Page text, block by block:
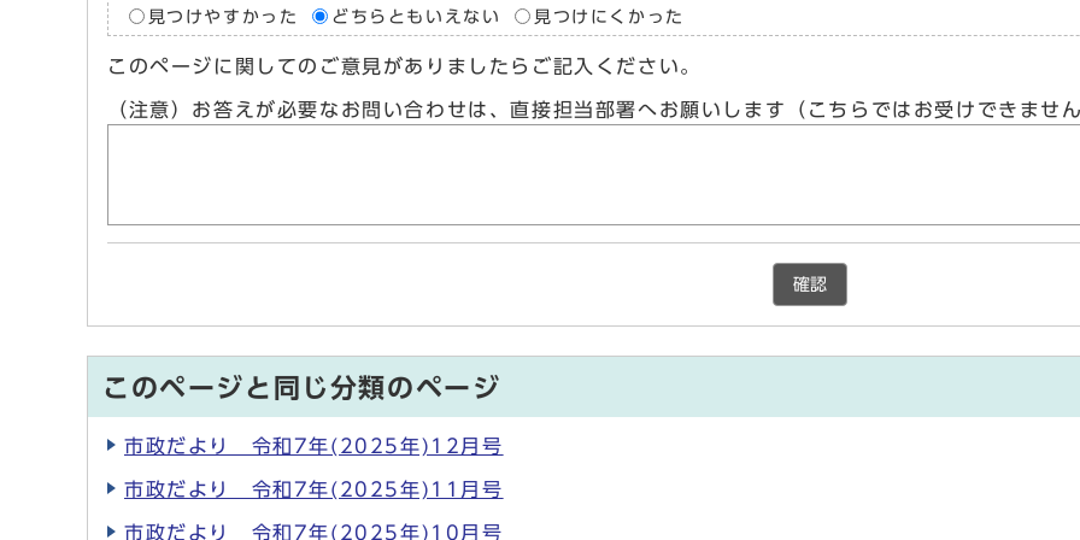
見つけやすかった どちらともいえない 見つけにくかった
このページに関してのご意見がありましたらご記入ください。
（注意）お答えが必要なお問い合わせは、直接担当部署へお願いします（こちらではお受けできませ
確認
このページと同じ分類のページ
市政だより 令和7年(2025年)12月号
市政だより 令和7年(2025年)11月号
市政だより 令和7年(2025年)10月号